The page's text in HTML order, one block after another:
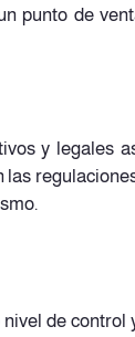
punto de
y legales
de